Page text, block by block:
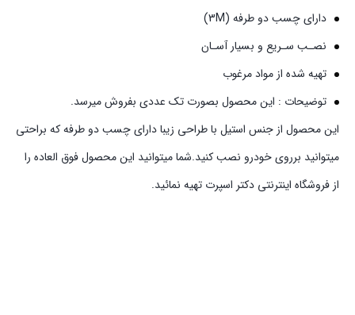
داراي چسب دو طرفه (3M)
نصـب سـريع و بسيار آسـان
تهيه شده از مواد مرغوب
توضيحات : اين محصول بصورت تك عددي بفروش ميرسد.
این محصول از جنس استیل با طراحی زیبا دارای چسب دو طرفه که براحتی
میتوانید برروی خودرو نصب کنید.شما میتوانید این محصول فوق العاده را
از فروشگاه اینترنتی دکتر اسپرت تهیه نمائید.